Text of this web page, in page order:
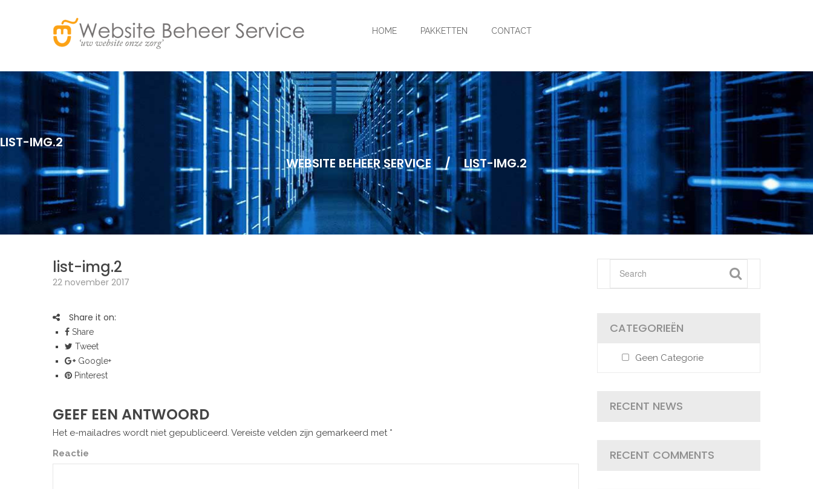
HOME PAKKETTEN CONTACT
LIST-IMG.2
WEBSITE BEHEER SERVICE
/ LIST-IMG.2
list-img.2
22 november 2017
Share it on:
Share
Tweet
Google+
Pinterest
GEEF EEN ANTWOORD
Het e-mailadres wordt niet gepubliceerd. Vereiste velden zijn gemarkeerd met *
Reactie
CATEGORIEËN
Geen Categorie
RECENT NEWS
RECENT COMMENTS